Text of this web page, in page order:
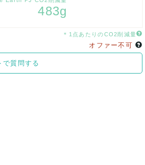
483g
＊1点あたりのCO2削減量
オファー不可
で質問する